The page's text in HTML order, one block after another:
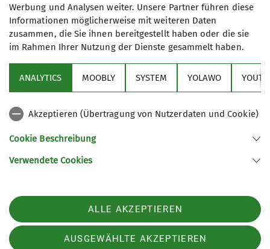
Sektion
Service
Sektion Duisburg des Deutschen Alpenvereins e.V.
Telefon +49203428120
Werbung und Analysen weiter. Unsere Partner führen diese
Informationen möglicherweise mit weiteren Daten
zusammen, die Sie ihnen bereitgestellt haben oder die sie
im Rahmen Ihrer Nutzung der Dienste gesammelt haben.
ANALYTICS MOOBLY SYSTEM YOLAWO
Akzeptieren (Übertragung von Nutzerdaten und Cookie)
Cookie Beschreibung
Verwendete Cookies
ALLE AKZEPTIEREN
AUSGEWÄHLTE AKZEPTIEREN